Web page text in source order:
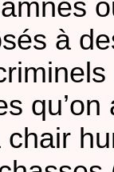
à
chair